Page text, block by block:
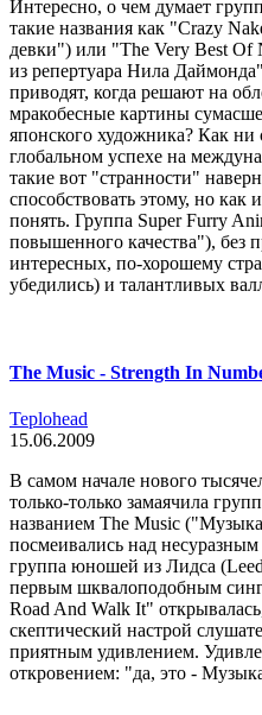
Интересно, о чем думает
такие названия как "Crazy
девки") или "The Very Best Of
из репертуара Нила
приводят, когда решают на
мракобесные картины
японского художника? Как
глобальном успехе на
такие вот "странности"
способствовать этому, но
понять. Группа Super Furry
повышенного качества"), без
интересных, по-хорошему
убедились) и талантливых
The Music - Strength In
Teplohead
15.06.2009
В самом начале нового
только-только замаячила
названием The Music
посмеивались над несуразным
группа юношей из Лидса
первым шквалоподобным
Road And Walk It"
скептический настрой
приятным удивлением.
откровением: "да, это -